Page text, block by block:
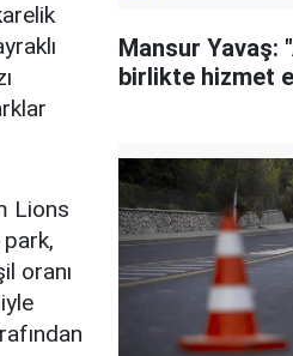
Lions
park,
oranı
Mansur Yavaş:
birlikte hizmet